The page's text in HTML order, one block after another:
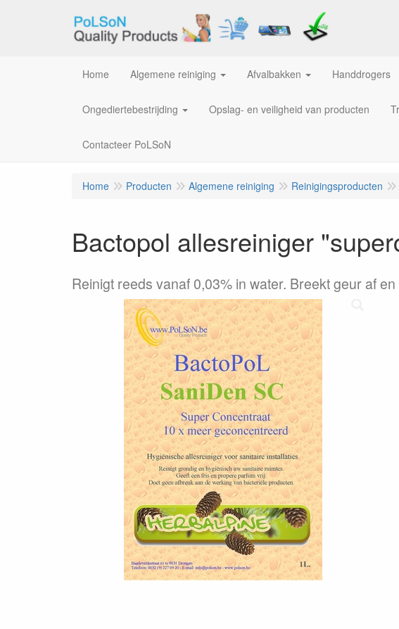
Home Algemene reiniging Afvalbakken Handdrogers
Ongediertebestrijding Opslag- en veiligheid van producten
Contacteer PoLSoN
Home Producten Algemene reiniging Reinigingsproducten
Bactopol allesreiniger
Reinigt reeds vanaf 0,03% in water. Breekt geur af